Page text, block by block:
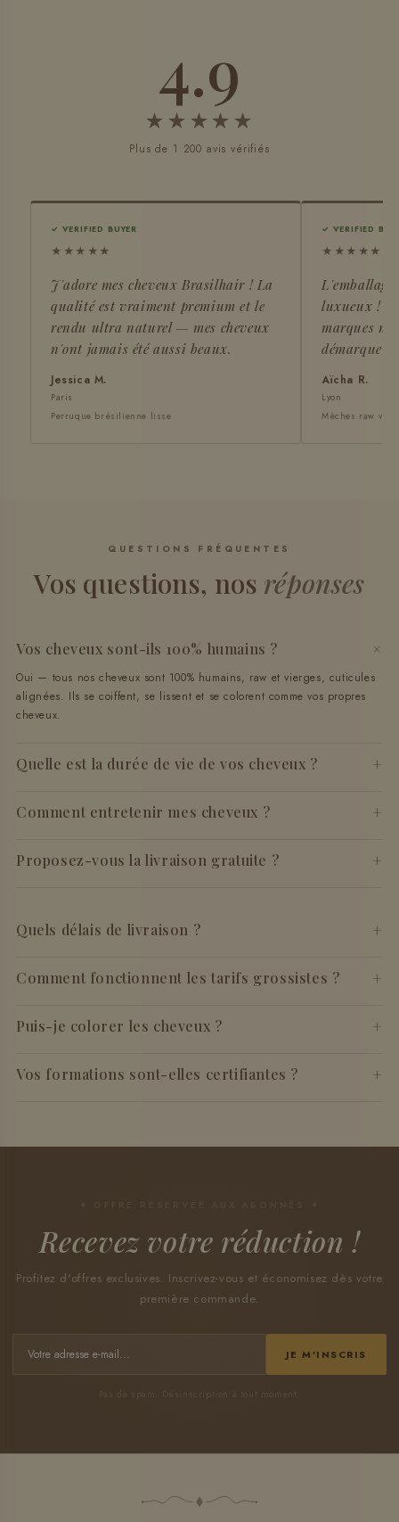
4.9
★★★★★
Plus de 1 200 avis vérifiés
✓ VERIFIED BUYER
★★★★★
J'adore mes cheveux Brasilhair ! La
qualité est vraiment premium et le
rendu ultra naturel — mes cheveux
n'ont jamais été aussi beaux.
Jessica M.
Paris
Perruque brésilienne lisse
✓ VERIFIED
★★★★★
luxueux !
marques
démarque à
Aïcha R.
Lyon
Mèches raw
QUESTIONS FRÉQUENTES
Vos questions, nos réponses
Vos cheveux sont-ils 100% humains ? +
Oui — tous nos cheveux sont 100% humains, raw et vierges, cuticules
alignées. Ils se coiffent, se lissent et se colorent comme vos propres
cheveux.
Quelle est la durée de vie de vos cheveux ? +
Comment entretenir mes cheveux ? +
Proposez-vous la livraison gratuite ? +
Quels délais de livraison ? +
Comment fonctionnent les tarifs grossistes ? +
Puis-je colorer les cheveux ? +
Vos formations sont-elles certifiantes ? +
Recevez votre réduction !
Profitez d'offres exclusives. Inscrivez-vous et économisez dès votre
première commande.
JE M'INSCRIS